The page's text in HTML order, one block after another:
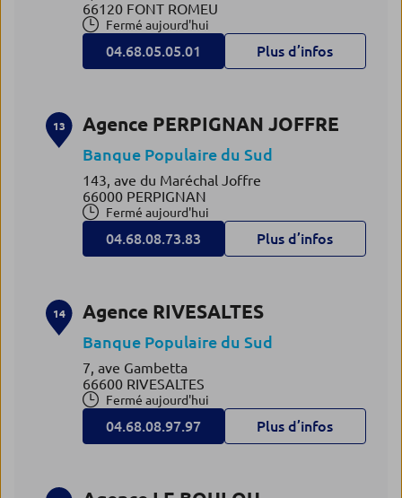
66120 FONT ROMEU
Fermé aujourd'hui
04.68.05.05.01 Plus d’infos
13 Agence PERPIGNAN JOFFRE
Banque Populaire du Sud
143, ave du Maréchal Joffre
66000 PERPIGNAN
Fermé aujourd'hui
04.68.08.73.83 Plus d’infos
14 Agence RIVESALTES
Banque Populaire du Sud
7, ave Gambetta
66600 RIVESALTES
Fermé aujourd'hui
04.68.08.97.97 Plus d’infos